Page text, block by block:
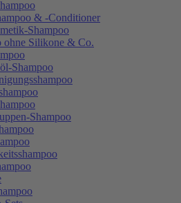
& -Conditioner
Shampoo
ohne Silikone & Co.
Shampoo
Shampoo